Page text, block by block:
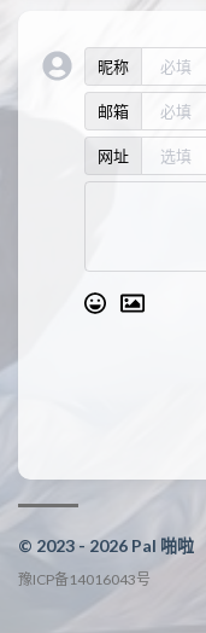
昵称
邮箱
网址
© 2023 - 2026 Pal 啪啦
豫ICP备14016043号